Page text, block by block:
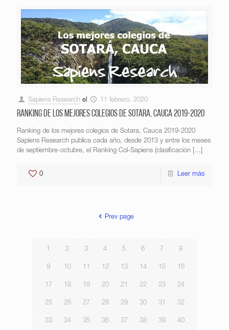
Sapiens Research el 11 febrero, 2020
Ranking de los mejores colegios de Sotara, Cauca 2019-2020
Ranking de los mejores colegios de Sotara, Cauca 2019-2020
Sapiens Research publica cada año, desde 2013 y entre los meses
de septiembre-octubre, el Ranking Col-Sapiens (clasificación […]
0 Leer más
Prev page
1 2 3 4 5 6 7 8
9 10 11 12 13 14 15 16
17 18 19 20 21 22 23 24
25 26 27 28 29 30 31 32
33 34 35 36 37 38 39 40